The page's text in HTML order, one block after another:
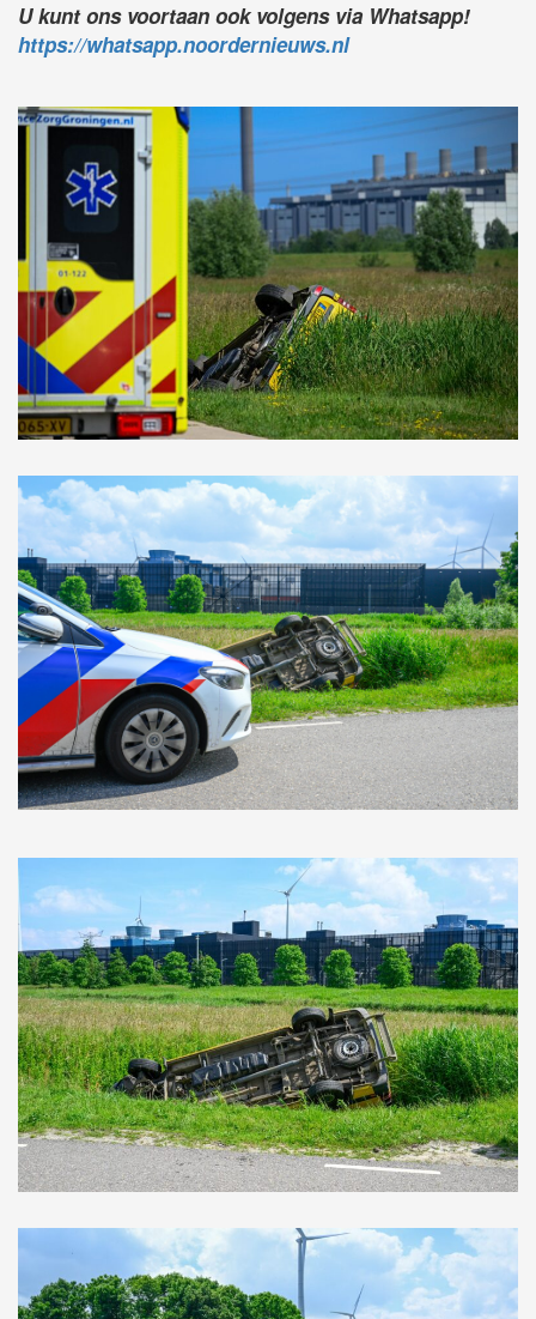
U kunt ons voortaan ook volgens via Whatsapp!
https://whatsapp.noordernieuws.nl